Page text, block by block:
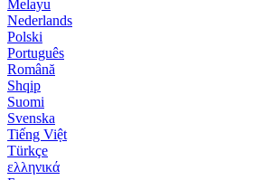
Melayu
Nederlands
Polski
Português
Română
Shqip
Suomi
Svenska
Tiếng Việt
Türkçe
ελληνικά